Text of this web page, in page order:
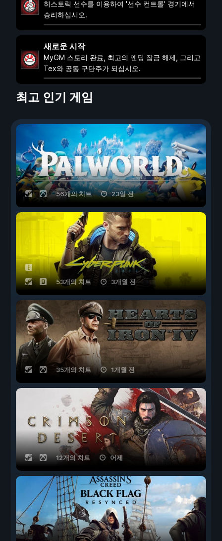
히스토릭 선수를 이용하여 '선수 컨트롤' 경기에서
승리하십시오.
새로운 시작
MyGM 스토리 완료, 최고의 엔딩 잠금 해제, 그리고
Tex와 공동 구단주가 되십시오.
최고 인기 게임
56개의 치트 23일 전
53개의 치트 3개월 전
35개의 치트 1개월 전
12개의 치트 어제